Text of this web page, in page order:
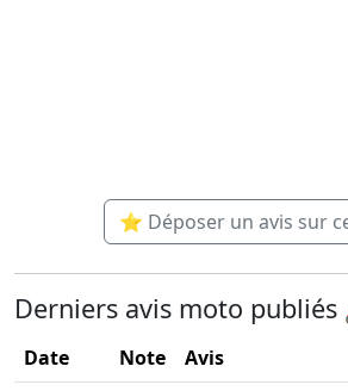
⭐ Déposer un avis sur
Derniers avis moto
Date Note Avis